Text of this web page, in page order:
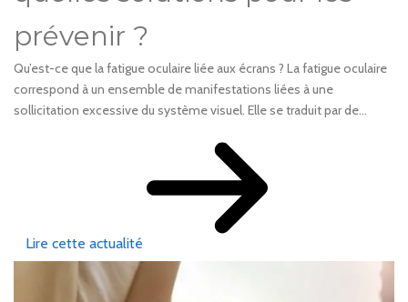
prévenir ?
Qu’est-ce que la fatigue oculaire liée aux écrans ? La fatigue oculaire
correspond à un ensemble de manifestations liées à une
sollicitation excessive du système visuel. Elle se traduit par de...
Lire cette actualité